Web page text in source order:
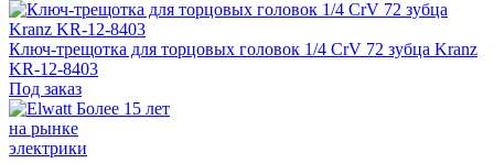
Ключ-трещотка для торцовых головок 1/4 СrV 72 зубца Kranz
KR-12-8403
Под заказ
Более 15 лет
на рынке
электрики